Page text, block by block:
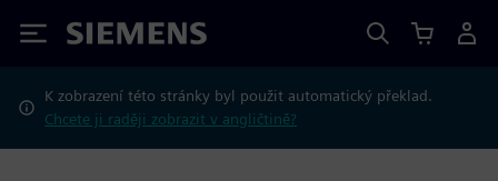
Siemens
K zobrazení této stránky byl použit automatický překlad.
Chcete ji raději zobrazit v angličtině?